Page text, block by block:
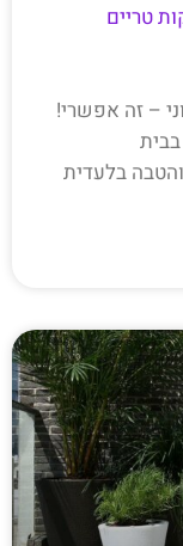
טריים
– זה אפשרי!
בלעדית